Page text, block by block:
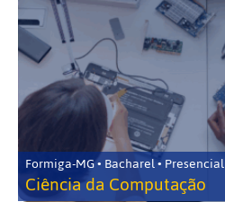
Formiga-MG • Bacharel • Presencial
Ciência da Computação